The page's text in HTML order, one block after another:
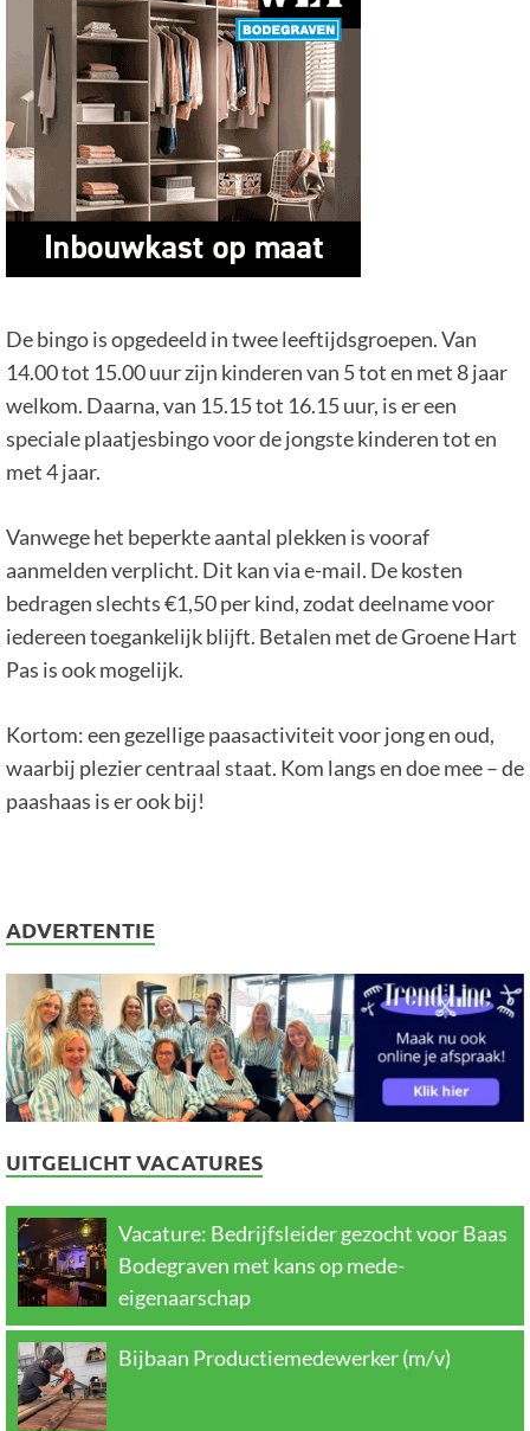
De bingo is opgedeeld in twee leeftijdsgroepen. Van
14.00 tot 15.00 uur zijn kinderen van 5 tot en met 8 jaar
welkom. Daarna, van 15.15 tot 16.15 uur, is er een
speciale plaatjesbingo voor de jongste kinderen tot en
met 4 jaar.
Vanwege het beperkte aantal plekken is vooraf
aanmelden verplicht. Dit kan via e-mail. De kosten
bedragen slechts €1,50 per kind, zodat deelname voor
iedereen toegankelijk blijft. Betalen met de Groene Hart
Pas is ook mogelijk.
Kortom: een gezellige paasactiviteit voor jong en oud,
waarbij plezier centraal staat. Kom langs en doe mee – de
paashaas is er ook bij!
ADVERTENTIE
UITGELICHT VACATURES
Vacature: Bedrijfsleider gezocht voor Baas
Bodegraven met kans op mede-
eigenaarschap
Bijbaan Productiemedewerker (m/v)